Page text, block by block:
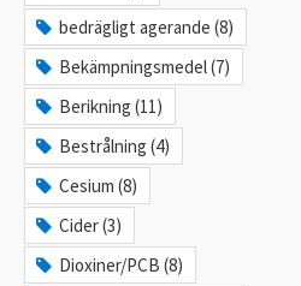
bedrägligt agerande (8)
Bekämpningsmedel (7)
Berikning (11)
Bestrålning (4)
Cesium (8)
Cider (3)
Dioxiner/PCB (8)